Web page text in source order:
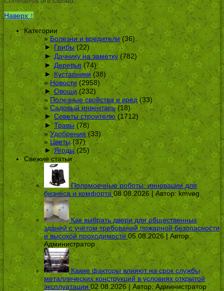
Наверх ↑
Категории
Болезни и вредители(36)
► Грибы(22)
► Дачнику на заметку(782)
► Деревья(74)
► Кустарники(38)
Новости(2958)
► Овощи(232)
Полезные свойства и вред(33)
Садовый инвентарь(18)
► Советы строителю(1712)
► Травы(78)
Удобрения(33)
Цветы(37)
► Ягоды(25)
Свежие статьи
Поломоечные роботы: инновации для
бизнеса и комфорта 08.08.2026 | Автор:kmveg
Как выбрать двери для общественных
зданий с учётом требований пожарной безопасности
и высокой проходимости 05.08.2026 | Автор:
Администратор
Какие факторы влияют на срок службы
металлических конструкций в условиях открытой
эксплуатации 02.08.2026 | Автор:Администратор